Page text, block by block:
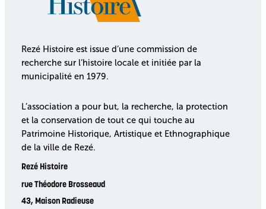
Rezé Histoire est issue d’une commission de
recherche sur l’histoire locale et initiée par la
municipalité en 1979.
L’association a pour but, la recherche, la protection
et la conservation de tout ce qui touche au
Patrimoine Historique, Artistique et Ethnographique
de la ville de Rezé.
Rezé Histoire
rue Théodore Brosseaud
43, Maison Radieuse